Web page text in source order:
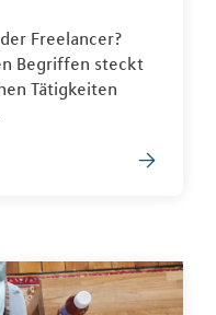
Freelancer?
Begriffen steckt
Tätigkeiten